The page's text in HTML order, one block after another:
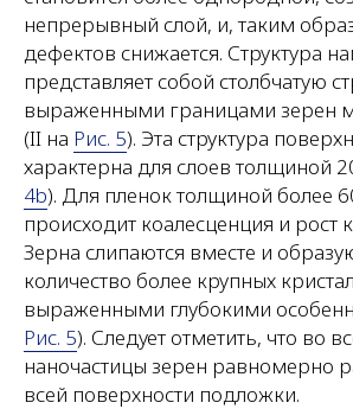
непрерывный слой, и, таким
дефектов снижается. Структура
представляет собой столбчатую
выраженными границами зерен
(II на Рис. 5). Эта структура
характерна для слоев толщиной
4b). Для пленок толщиной более
происходит коалесценция и рост
Зерна слипаются вместе и
количество более крупных
выраженными глубокими
Рис. 5). Следует отметить, что во
наночастицы зерен равномерно
всей поверхности подложки.